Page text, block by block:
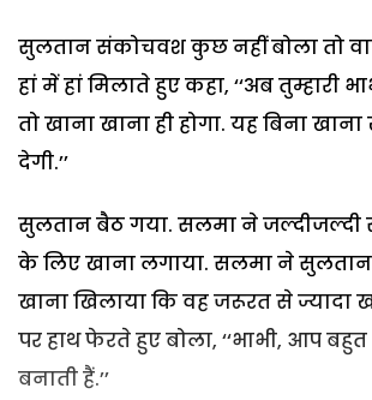
सुलतान संकोचवश कुछ नहीं बोला तो
हां में हां मिलाते हुए कहा, ‘‘अब तुम्हारी
तो खाना खाना ही होगा. यह बिना
देगी.’’
सुलतान बैठ गया. सलमा ने जल्दीजल्दी
के लिए खाना लगाया. सलमा ने सुलतान
खाना खिलाया कि वह जरूरत से ज्यादा
पर हाथ फेरते हुए बोला, ‘‘भाभी, आप
बनाती हैं.’’